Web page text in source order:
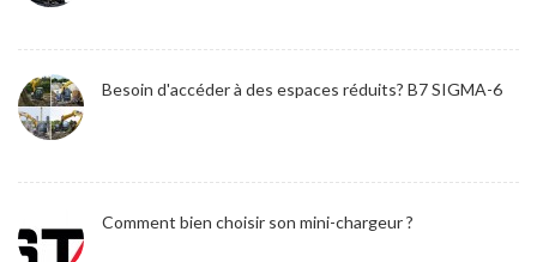
Besoin d'accéder à des espaces réduits? B7 SIGMA-6
Comment bien choisir son mini-chargeur ?